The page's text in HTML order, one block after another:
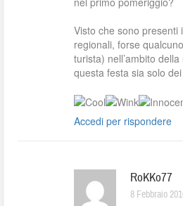
Visto che sono presenti
regionali, forse
turista) nell’ambito
questa festa sia solo
Accedi per rispondere
RoKKo77
8 Febbraio